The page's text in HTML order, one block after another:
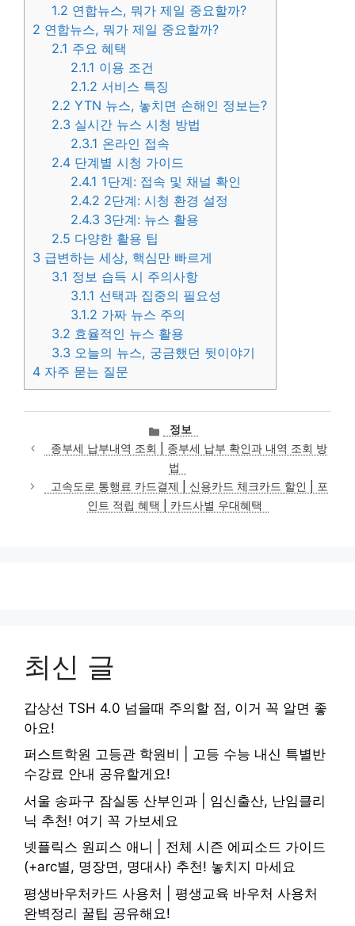
1.2 연합뉴스, 뭐가 제일 중요할까?
2 연합뉴스, 뭐가 제일 중요할까?
2.1 주요 혜택
2.1.1 이용 조건
2.1.2 서비스 특징
2.2 YTN 뉴스, 놓치면 손해인 정보는?
2.3 실시간 뉴스 시청 방법
2.3.1 온라인 접속
2.4 단계별 시청 가이드
2.4.1 1단계: 접속 및 채널 확인
2.4.2 2단계: 시청 환경 설정
2.4.3 3단계: 뉴스 활용
2.5 다양한 활용 팁
3 급변하는 세상, 핵심만 빠르게
3.1 정보 습득 시 주의사항
3.1.1 선택과 집중의 필요성
3.1.2 가짜 뉴스 주의
3.2 효율적인 뉴스 활용
3.3 오늘의 뉴스, 궁금했던 뒷이야기
4 자주 묻는 질문
카
테
고
리
정보
종부세 납부내역 조회 | 종부세 납부 확인과 내역 조회 방
법
고속도로 통행료 카드결제 | 신용카드 체크카드 할인 | 포
인트 적립 혜택 | 카드사별 우대혜택
최신 글
갑상선 TSH 4.0 넘을때 주의할 점, 이거 꼭 알면 좋
아요!
퍼스트학원 고등관 학원비 | 고등 수능 내신 특별반
수강료 안내 공유할게요!
서울 송파구 잠실동 산부인과 | 임신출산, 난임클리
닉 추천! 여기 꼭 가보세요
넷플릭스 원피스 애니 | 전체 시즌 에피소드 가이드
(+arc별, 명장면, 명대사) 추천! 놓치지 마세요
평생바우처카드 사용처 | 평생교육 바우처 사용처
완벽정리 꿀팁 공유해요!